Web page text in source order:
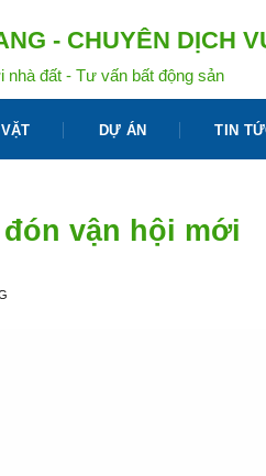
- CHUYÊN DỊCH
nhà đất - Tư vấn bất động sản
DỰ ÁN TIN
vận hội mới